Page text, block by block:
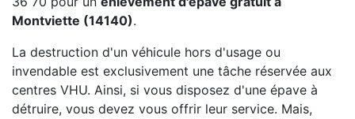
Montviette (14140).
La destruction d'un véhicule hors d'usage ou
invendable est exclusivement une tâche réservée aux
centres VHU. Ainsi, si vous disposez d'une épave à
détruire, vous devez vous offrir leur service. Mais,